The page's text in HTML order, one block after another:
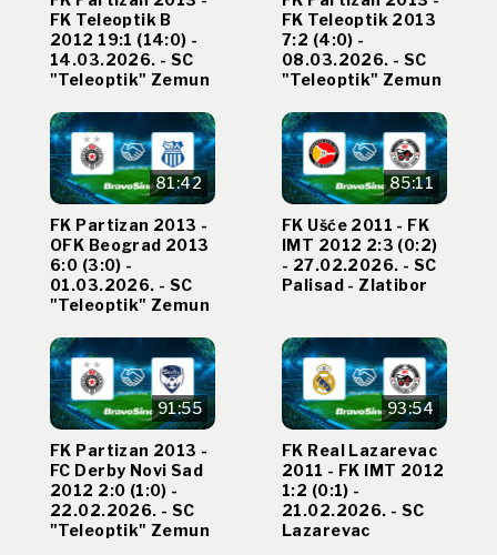
FK Teleoptik B
2012 19:1 (14:0) -
14.03.2026. - SC
"Teleoptik" Zemun
FK Teleoptik 2013
7:2 (4:0) -
08.03.2026. - SC
"Teleoptik" Zemun
81:42
FK Partizan 2013 -
OFK Beograd 2013
6:0 (3:0) -
01.03.2026. - SC
"Teleoptik" Zemun
85:11
FK Ušće 2011 - FK
IMT 2012 2:3 (0:2)
- 27.02.2026. - SC
Palisad - Zlatibor
91:55
FK Partizan 2013 -
FC Derby Novi Sad
2012 2:0 (1:0) -
22.02.2026. - SC
"Teleoptik" Zemun
93:54
FK Real Lazarevac
2011 - FK IMT 2012
1:2 (0:1) -
21.02.2026. - SC
Lazarevac